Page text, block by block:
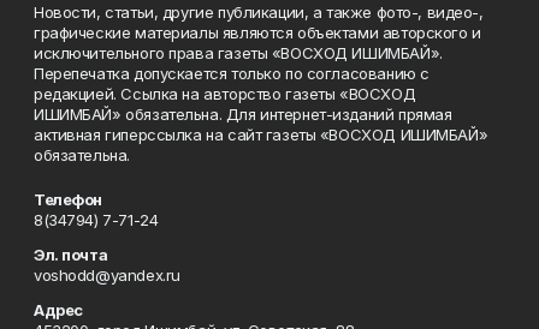
Новости, статьи, другие публикации, а также фото-, видео-,
графические материалы являются объектами авторского и
исключительного права газеты «ВОСХОД ИШИМБАЙ».
Перепечатка допускается только по согласованию с
редакцией. Ссылка на авторство газеты «ВОСХОД
ИШИМБАЙ» обязательна. Для интернет-изданий прямая
активная гиперссылка на сайт газеты «ВОСХОД ИШИМБАЙ»
обязательна.
Телефон
8(34794) 7-71-24
Эл. почта
voshodd@yandex.ru
Адрес